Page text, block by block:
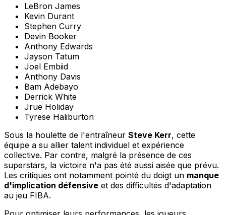
LeBron James
Kevin Durant
Stephen Curry
Devin Booker
Anthony Edwards
Jayson Tatum
Joel Embiid
Anthony Davis
Bam Adebayo
Derrick White
Jrue Holiday
Tyrese Haliburton
Sous la houlette de l'entraîneur Steve Kerr, cette
équipe a su allier talent individuel et expérience
collective. Par contre, malgré la présence de ces
superstars, la victoire n'a pas été aussi aisée que prévu.
Les critiques ont notamment pointé du doigt un manque
d'implication défensive et des difficultés d'adaptation
au jeu FIBA.